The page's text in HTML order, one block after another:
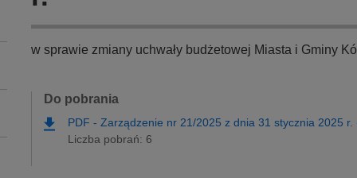
w sprawie zmiany uchwały budżetowej Miasta i Gminy
Do pobrania
PDF - Zarządzenie nr 21/2025 z dnia 31 stycznia 2025
Liczba pobrań: 6